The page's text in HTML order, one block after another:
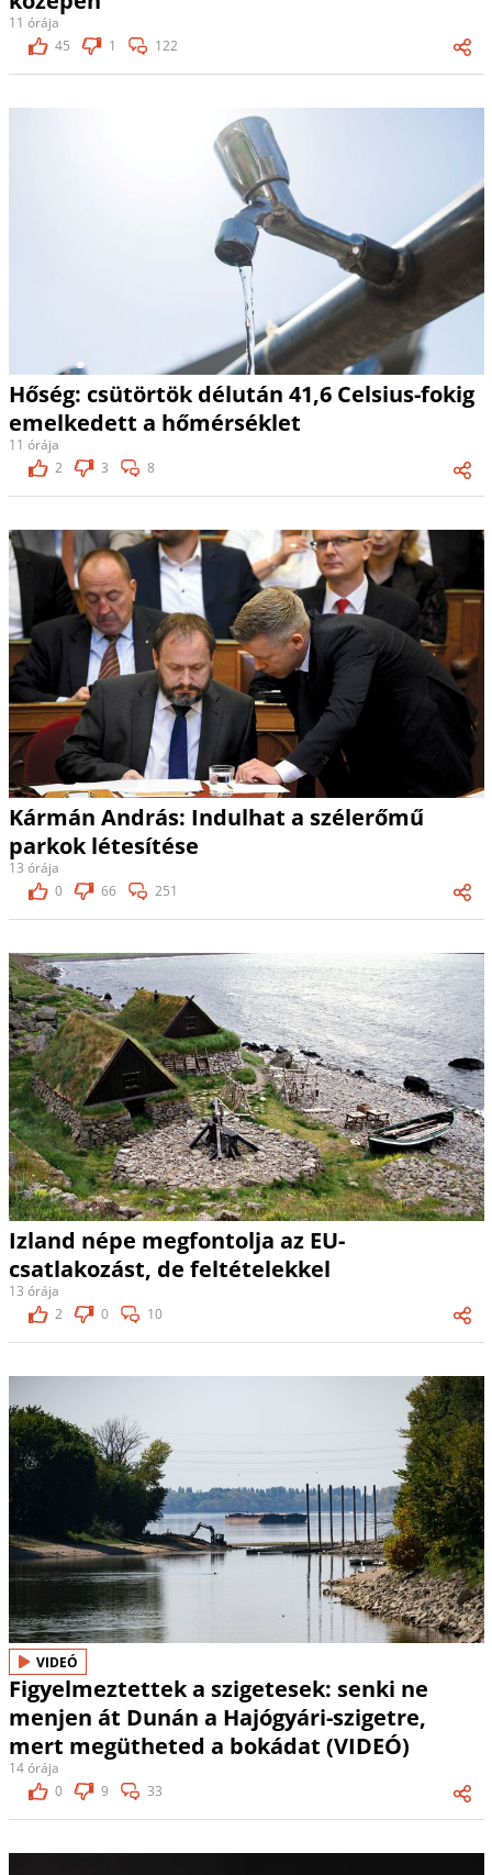
11 órája
45
1 122
Hőség: csütörtök délután 41,6 Celsius-fokig
emelkedett a hőmérséklet
11 órája
2
3 8
Kármán András: Indulhat a szélerőmű
parkok létesítése
13 órája
0
66 251
Izland népe megfontolja az EU-
csatlakozást, de feltételekkel
13 órája
2
0 10
VIDEÓ
Figyelmeztettek a szigetesek: senki ne
menjen át Dunán a Hajógyári-szigetre,
mert megütheted a bokádat (VIDEÓ)
14 órája
0
9 33